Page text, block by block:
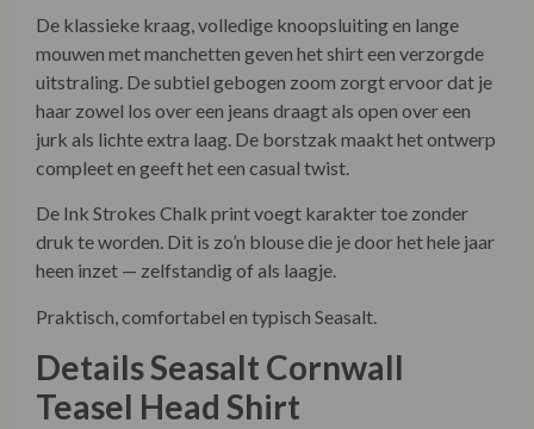
De klassieke kraag, volledige knoopsluiting en lange
mouwen met manchetten geven het shirt een verzorgde
uitstraling. De subtiel gebogen zoom zorgt ervoor dat je
haar zowel los over een jeans draagt als open over een
jurk als lichte extra laag. De borstzak maakt het ontwerp
compleet en geeft het een casual twist.
De Ink Strokes Chalk print voegt karakter toe zonder
druk te worden. Dit is zo’n blouse die je door het hele jaar
heen inzet — zelfstandig of als laagje.
Praktisch, comfortabel en typisch Seasalt.
Details Seasalt Cornwall
Teasel Head Shirt